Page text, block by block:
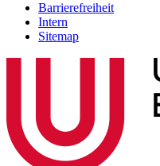
Barrierefreiheit
Intern
Sitemap